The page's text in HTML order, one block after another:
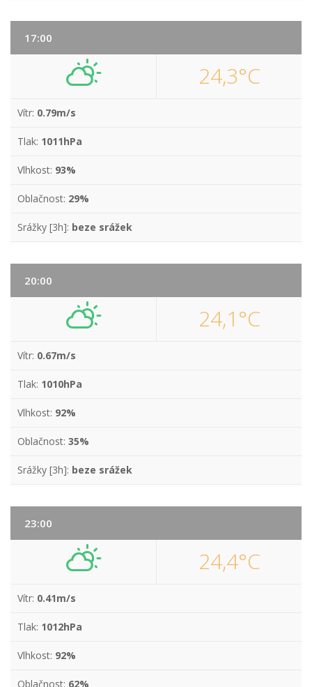
17:00
24,3°C
Vítr: 0.79m/s
Tlak: 1011hPa
Vlhkost: 93%
Oblačnost: 29%
Srážky [3h]: beze srážek
20:00
24,1°C
Vítr: 0.67m/s
Tlak: 1010hPa
Vlhkost: 92%
Oblačnost: 35%
Srážky [3h]: beze srážek
23:00
24,4°C
Vítr: 0.41m/s
Tlak: 1012hPa
Vlhkost: 92%
Oblačnost: 62%